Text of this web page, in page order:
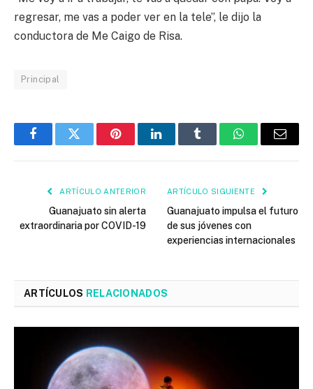
regresar, me vas a poder ver en la tele”, le dijo la
conductora de Me Caigo de Risa.
Principal
FacebookTwitter PinterestLinkedInTumblr WhatsAppEmail
ARTÍCULO ANTERIOR
Guanajuato sin alerta
extraordinaria por COVID-19
ARTÍCULO SIGUIENTE
Guanajuato impulsa el futuro
de sus jóvenes con
experiencias internacionales
ARTÍCULOS RELACIONADOS